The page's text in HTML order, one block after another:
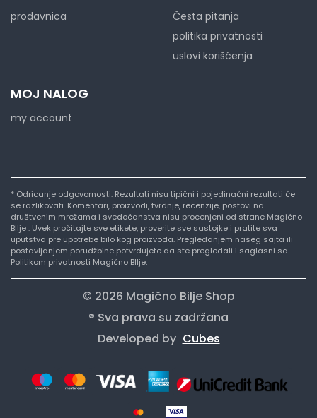
prodavnica
Česta pitanja
politika privatnosti
uslovi korišćenja
MOJ NALOG
my account
* Odricanje odgovornosti: Rezultati nisu tipični i pojedinačni rezultati će
se razlikovati. Komentari, proizvodi, tvrdnje, recenzije, postovi na
društvenim mrežama i svedočanstva nisu procenjeni od strane Magično
BIlje . Uvek pročitajte sve etikete, proverite sve sastojke i pratite sva
uputstva pre upotrebe bilo kog proizvoda. Pregledanjem našeg sajta ili
postavljanjem porudžbine potvrđujete da ste pregledali i saglasni sa
Politikom privatnosti Magično BIlje,
© 2026 Magično Bilje Shop
® Sva prava su zadržana
Developed by Cubes